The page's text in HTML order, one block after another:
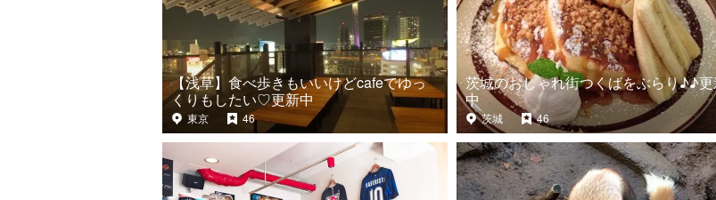
【浅草】食べ歩きもいいけどcafeでゆっ
くりもしたい♡更新中
東京 46
茨城のおしゃれ街つくばをぶらり♪♪
中
茨城 46